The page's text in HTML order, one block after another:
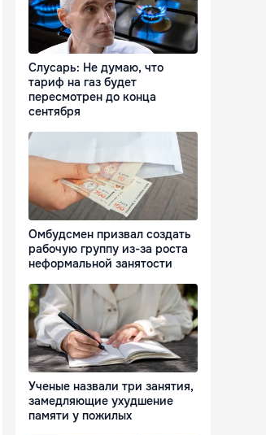
Слусарь: Не думаю, что
тариф на газ будет
пересмотрен до конца
сентября
Омбудсмен призвал создать
рабочую группу из-за роста
неформальной занятости
Ученые назвали три занятия,
замедляющие ухудшение
памяти у пожилых